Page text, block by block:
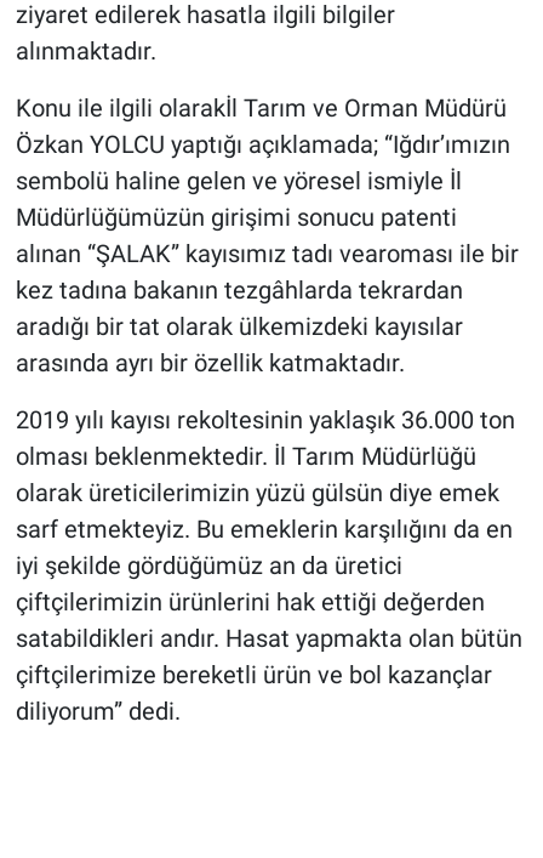
ziyaret edilerek hasatla ilgili bilgiler
alınmaktadır.
Konu ile ilgili olarakİl Tarım ve Orman Müdürü
Özkan YOLCU yaptığı açıklamada; “Iğdır’ımızın
sembolü haline gelen ve yöresel ismiyle İl
Müdürlüğümüzün girişimi sonucu patenti
alınan “ŞALAK” kayısımız tadı vearoması ile bir
kez tadına bakanın tezgâhlarda tekrardan
aradığı bir tat olarak ülkemizdeki kayısılar
arasında ayrı bir özellik katmaktadır.
2019 yılı kayısı rekoltesinin yaklaşık 36.000 ton
olması beklenmektedir. İl Tarım Müdürlüğü
olarak üreticilerimizin yüzü gülsün diye emek
sarf etmekteyiz. Bu emeklerin karşılığını da en
iyi şekilde gördüğümüz an da üretici
çiftçilerimizin ürünlerini hak ettiği değerden
satabildikleri andır. Hasat yapmakta olan bütün
çiftçilerimize bereketli ürün ve bol kazançlar
diliyorum” dedi.